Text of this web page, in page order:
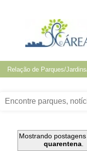
Mostrando
quarentena.